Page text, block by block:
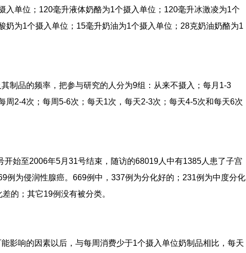
入单位； 120毫升液体奶酪为1个摄入单位； 120毫升冰激凌为1个
奶为1个摄入单位； 15毫升奶油为1个摄入单位； 28克奶油奶酪为1
制品的频率，把参与研究的人分为9组：从来不摄入；每月 1-3
周2-4次；每周5-6次；每天1次，每天2-3次；每天4-5次和每天6次
开始至2006年5月 31号结束，随访的68019人中有1385人患了子宫
例为侵润性腺癌。 669例中， 337例为分化好的； 231例为中度分化
差的；其它19例没有被分类。
影响的因素以后，与每周消费少于1个摄入单位奶制品相比，每天